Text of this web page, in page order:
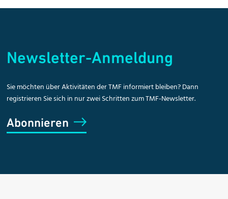
Newsletter-Anmeldung
Sie möchten über Aktivitäten der TMF informiert bleiben? Dann
registrieren Sie sich in nur zwei Schritten zum TMF-Newsletter.
Abonnieren